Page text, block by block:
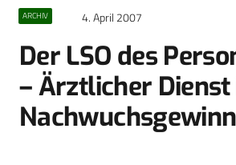
ARCHIV 4. April 2007
Der LSO des
– Ärztlicher